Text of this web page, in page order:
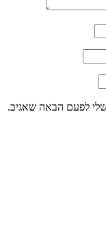
לפעם הבאה שאגיב.